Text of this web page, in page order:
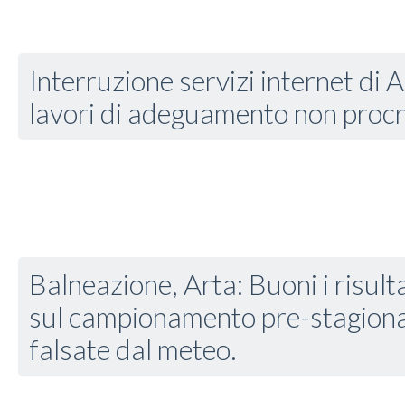
Interruzione servizi internet di
lavori di adeguamento non
Balneazione, Arta: Buoni i
sul campionamento pre-
falsate dal meteo.